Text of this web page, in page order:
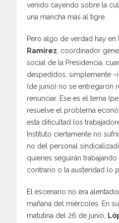
venido cayendo sobre la
una mancha más al tigre.
Pero algo de verdad hay en
Ramírez , coordinador
social de la Presidencia,
despedidos, simplemente
(de junio) no se entregaron
renunciar. Ese es el tema
resuelve el problema
esta dificultad los
Instituto ciertamente no
no del personal
quienes seguirán
contrario o la austeridad lo
El escenario no era
mañana del miércoles. En
matutina del 26 de junio,